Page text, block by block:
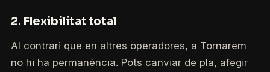
2. Flexibilitat total
Al contrari que en altres operadores, a Tornarem
no hi ha permanència. Pots canviar de pla, afegir